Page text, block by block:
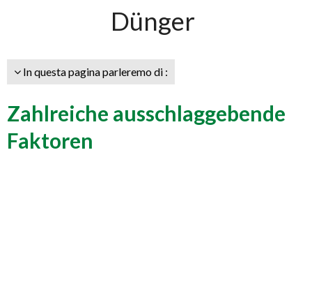
Dünger
In questa pagina parleremo di :
Zahlreiche ausschlaggebende
Faktoren